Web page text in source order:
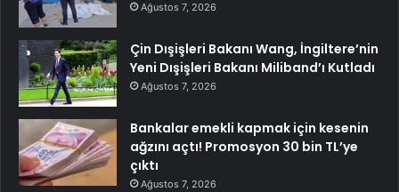
Ağustos 7, 2026
Çin Dışişleri Bakanı Wang, İngiltere’nin
Yeni Dışişleri Bakanı Miliband’ı Kutladı
Ağustos 7, 2026
Bankalar emekli kapmak için kesenin
ağzını açtı! Promosyon 30 bin TL’ye
çıktı
Ağustos 7, 2026